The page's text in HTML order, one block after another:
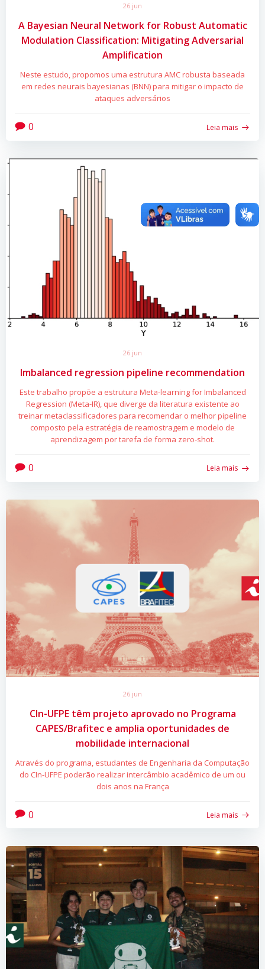
26 jun
A Bayesian Neural Network for Robust Automatic
Modulation Classification: Mitigating Adversarial
Amplification
Neste estudo, propomos uma estrutura AMC robusta baseada
em redes neurais bayesianas (BNN) para mitigar o impacto de
ataques adversários
0 Leia mais
26 jun
Imbalanced regression pipeline recommendation
Este trabalho propõe a estrutura Meta-learning for Imbalanced
Regression (Meta-IR), que diverge da literatura existente ao
treinar metaclassificadores para recomendar o melhor pipeline
composto pela estratégia de reamostragem e modelo de
aprendizagem por tarefa de forma zero-shot.
0 Leia mais
26 jun
CIn-UFPE têm projeto aprovado no Programa
CAPES/Brafitec e amplia oportunidades de
mobilidade internacional
Através do programa, estudantes de Engenharia da Computação
do CIn-UFPE poderão realizar intercâmbio acadêmico de um ou
dois anos na França
0 Leia mais